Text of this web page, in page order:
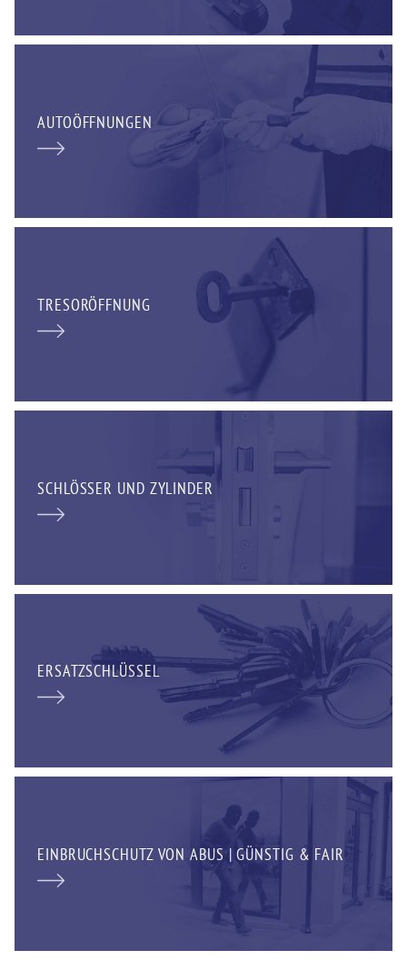
AUTOÖFFNUNGEN
TRESORÖFFNUNG
SCHLÖSSER UND ZYLINDER
ERSATZSCHLÜSSEL
EINBRUCHSCHUTZ VON ABUS | GÜNSTIG & FAIR